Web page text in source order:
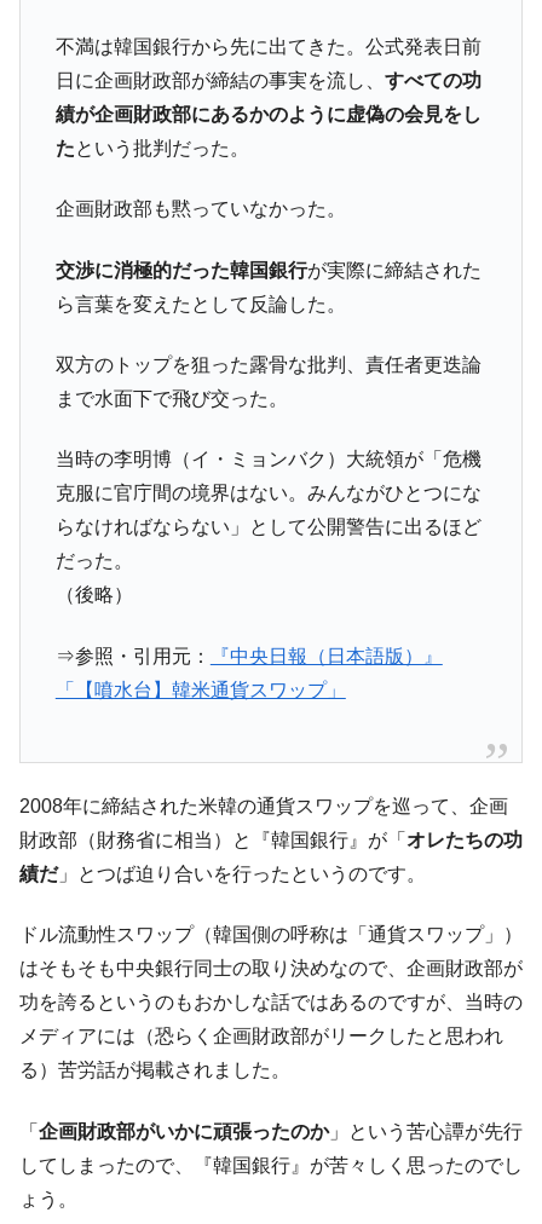
『Money1』
韓国製造業「半導体絶好調」のウラで他業
種は全般的「不調」⇒ PSIが示す現況は決して良くない。
『Money1』
【米韓激突案件】韓国消費者院が『クーパ
ン』1人当たり賠償10万ウォンを認定 ⇒ 総額3兆7,000億
「KDDX」1番艦、2032年竣工と公示
『Money1』
【対日本円】ウォン安が急進！ 日米の協調
『Money1』
韓国政府『BYD』車への補助金を全廃 ⇒ 実
は韓国で『BYD』車は売れている。6カ月で対前年同期比
『Money1』
在韓米国大使スティールが着韓！⇒ さっそ
く空港に詰めかけ「出て行け！」「極右勢力」のプラカー
『Money1』
ほぼ終わった」
『Money1』
韓国『国民年金公団』株価暴落で200兆蒸
韓国政府「ニセＫ-ブランドを通報しようキ
『Money1』
韓国「橋が落ちました」⇒ 耐久性「なさす
ぎ」では。
『Money1』
韓国鉄鋼最大手『POSCO』ズブズブ沈む。
米国下院「韓国の公務員個人をターゲット
にぶん殴る法案」提出！⇒ クーパン問題は合衆国企業に対
する差別。許してはおかぬ
『Money1』
韓国ボンクラ政策室長･金容範、株価暴落に
他人事のような発言。
業績「史上最高益」当期純利益は前年同期比13.4倍に。
『Money1』
韓国･加徳島新国際空港「またも暗礁」の危
機 ⇒ 10.7兆では損が出るからできない。
不満は韓国銀行から先に出てきた。公式発表日前
日に企画財政部が締結の事実を流し、 すべての功
績が企画財政部にあるかのように虚偽の会見をし
たという批判だった。
企画財政部も黙っていなかった。
交渉に消極的だった韓国銀行が実際に締結された
ら言葉を変えたとして反論した。
双方のトップを狙った露骨な批判、責任者更迭論
まで水面下で飛び交った。
当時の李明博（イ・ミョンバク）大統領が「危機
克服に官庁間の境界はない。みんながひとつにな
らなければならない」として公開警告に出るほど
だった。
（後略）
⇒参照・引用元：
『中央日報（日本語版）』
「【噴水台】韓米通貨スワップ」
2008年に締結された米韓の通貨スワップを巡って、企画
財政部（財務省に相当）と『韓国銀行』が「 オレたちの功
績だ」とつば迫り合いを行ったというのです。
ドル流動性スワップ（韓国側の呼称は「通貨スワップ」）
はそもそも中央銀行同士の取り決めなので、企画財政部が
功を誇るというのもおかしな話ではあるのですが、当時の
メディアには（恐らく企画財政部がリークしたと思われ
る）苦労話が掲載されました。
「 企画財政部がいかに頑張ったのか」という苦心譚が先行
してしまったので、『韓国銀行』が苦々しく思ったのでし
ょう。